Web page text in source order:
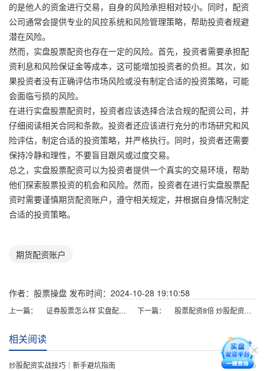
的是他人的资金进行交易，自身的风险承担相对较小。同时，配资
公司通常会提供专业的风控系统和风险管理策略，帮助投资者规避
潜在风险。
然而，实盘股票配资也存在一定的风险。首先，投资者需要承担配
资利息和风险保证金等成本，这可能增加投资者的负担。其次，如
果投资者没有正确评估市场风险或没有制定合适的投资策略，可能
会面临亏损的风险。
在进行实盘股票配资时，投资者应该选择合法合规的配资公司，并
仔细阅读相关合同和条款。投资者还应该进行充分的市场研究和风
险评估，制定合适的投资策略，并严格执行。同时，投资者还需要
保持冷静和理性，不要盲目跟风或过度交易。
总之，实盘股票配资可以为投资者提供一个真实的交易环境，帮助
他们探索股票投资的机会和风险。然而，投资者在进行实盘股票配
资时需要谨慎期货配资账户，遵守相关规定，并根据自身情况制定
合适的投资策略。
期货配资账户
作者：股票操盘 发布时间：2024-10-28 19:10:58
上一篇： 证券股票怎么样 实盘配资平台的魅力与优势：全面了解实盘配资的好处 下一篇： 股票配资8倍 炒股配资门户：一站式配资资讯与服务平台
相关阅读
05-25
炒股配资实战技巧｜新手避坑指南